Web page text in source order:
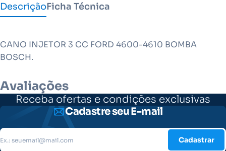
DescriçãoFicha Técnica
CANO INJETOR 3 CC FORD 4600-4610 BOMBA
BOSCH.
Avaliações
Receba ofertas e condições exclusivas
Cadastre seu E-mail
Cadastrar